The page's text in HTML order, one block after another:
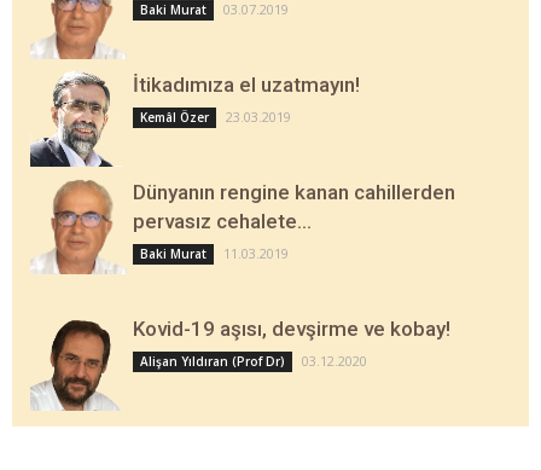
Baki Murat 03.07.2019
İtikadımıza el uzatmayın!
Kemâl Özer 23.03.2019
Dünyanın rengine kanan cahillerden
pervasız cehalete…
Baki Murat 11.03.2019
Kovid-19 aşısı, devşirme ve kobay!
Alişan Yıldıran (Prof Dr) 03.12.2020